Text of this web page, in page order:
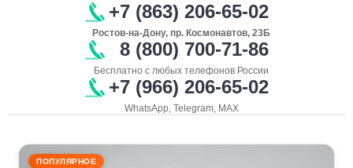
+7 (863) 206-65-02
Ростов-на-Дону, пр. Космонавтов, 23Б
8 (800) 700-71-86
Бесплатно с любых телефонов России
+7 (966) 206-65-02
WhatsApp, Telegram, MAX
ПОПУЛЯРНОЕ